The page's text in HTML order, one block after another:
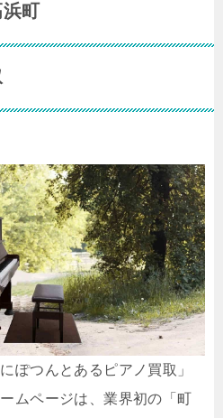
町
ぽつんとあるピアノ買取」
ムページは、業界初の「町